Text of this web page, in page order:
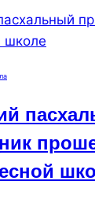
при
храме
набор